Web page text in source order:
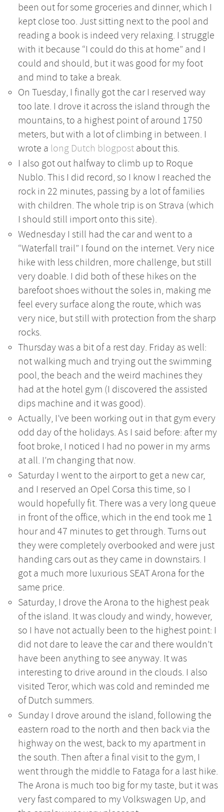
been out for some groceries and dinner, which I
kept close too. Just sitting next to the pool and
reading a book is indeed very relaxing. I struggle
with it because “I could do this at home” and I
could and should, but it was good for my foot
and mind to take a break.
On Tuesday, I finally got the car I reserved way
too late. I drove it across the island through the
mountains, to a highest point of around 1750
meters, but with a lot of climbing in between. I
wrote a long Dutch blogpost about this.
I also got out halfway to climb up to Roque
Nublo. This I did record, so I know I reached the
rock in 22 minutes, passing by a lot of families
with children. The whole trip is on Strava (which
I should still import onto this site).
Wednesday I still had the car and went to a
“Waterfall trail” I found on the internet. Very nice
hike with less children, more challenge, but still
very doable. I did both of these hikes on the
barefoot shoes without the soles in, making me
feel every surface along the route, which was
very nice, but still with protection from the sharp
rocks.
Thursday was a bit of a rest day. Friday as well:
not walking much and trying out the swimming
pool, the beach and the weird machines they
had at the hotel gym (I discovered the assisted
dips machine and it was good).
Actually, I’ve been working out in that gym every
odd day of the holidays. As I said before: after my
foot broke, I noticed I had no power in my arms
at all. I’m changing that now.
Saturday I went to the airport to get a new car,
and I reserved an Opel Corsa this time, so I
would hopefully fit. There was a very long queue
in front of the office, which in the end took me 1
hour and 47 minutes to get through. Turns out
they were completely overbooked and were just
handing cars out as they came in downstairs. I
got a much more luxurious SEAT Arona for the
same price.
Saturday, I drove the Arona to the highest peak
of the island. It was cloudy and windy, however,
so I have not actually been to the highest point: I
did not dare to leave the car and there wouldn’t
have been anything to see anyway. It was
interesting to drive around in the clouds. I also
visited Teror, which was cold and reminded me
of Dutch summers.
Sunday I drove around the island, following the
eastern road to the north and then back via the
highway on the west, back to my apartment in
the south. Then after a final visit to the gym, I
went through the middle to Fataga for a last hike.
The Arona is much too big for my taste, but it was
very fast compared to my Volkswagen Up, and